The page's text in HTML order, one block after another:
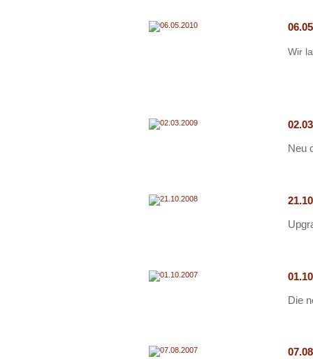
Wir
Neu
Die